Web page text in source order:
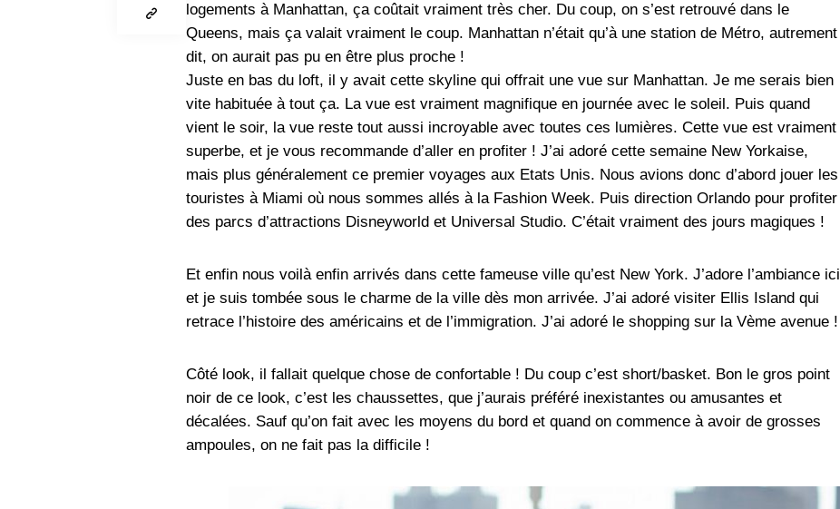
logements à Manhattan, ça coûtait vraiment très cher. Du coup, on s’est retrouvé dans le
Queens, mais ça valait vraiment le coup. Manhattan n’était qu’à une station de Métro, autrement
dit, on aurait pas pu en être plus proche !
Juste en bas du loft, il y avait cette skyline qui offrait une vue sur Manhattan. Je me serais bien
vite habituée à tout ça. La vue est vraiment magnifique en journée avec le soleil. Puis quand
vient le soir, la vue reste tout aussi incroyable avec toutes ces lumières. Cette vue est vraiment
superbe, et je vous recommande d’aller en profiter ! J’ai adoré cette semaine New Yorkaise,
mais plus généralement ce premier voyages aux Etats Unis. Nous avions donc d’abord jouer les
touristes à Miami où nous sommes allés à la Fashion Week. Puis direction Orlando pour profiter
des parcs d’attractions Disneyworld et Universal Studio. C’était vraiment des jours magiques !
Et enfin nous voilà enfin arrivés dans cette fameuse ville qu’est New York. J’adore l’ambiance ici
et je suis tombée sous le charme de la ville dès mon arrivée. J’ai adoré visiter Ellis Island qui
retrace l’histoire des américains et de l’immigration. J’ai adoré le shopping sur la Vème avenue !
Côté look, il fallait quelque chose de confortable ! Du coup c’est short/basket. Bon le gros point
noir de ce look, c’est les chaussettes, que j’aurais préféré inexistantes ou amusantes et
décalées. Sauf qu’on fait avec les moyens du bord et quand on commence à avoir de grosses
ampoules, on ne fait pas la difficile !